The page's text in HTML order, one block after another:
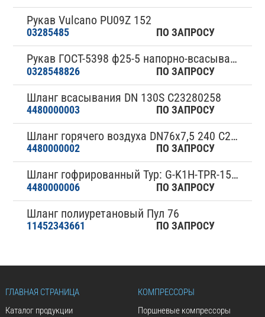
03285485
Рукав Vulcano PU09Z 152
ПО ЗАПРОСУ
0328548826
Рукав ГОСТ-5398 ф25-5 напорно-всасывающий
ПО ЗАПРОСУ
4480000003
Шланг всасывания DN 130S С23280258
ПО ЗАПРОСУ
4480000002
Шланг горячего воздуха DN76x7,5 240 C22481824
ПО ЗАПРОСУ
4480000006
Шланг гофрированный Typ: G-K1H-TPR-150/150x730
ПО ЗАПРОСУ
11452343661
Шланг полиуретановый Пул 76
ПО ЗАПРОСУ
ГЛАВНАЯ СТРАНИЦА
Каталог продукции
КОМПРЕССОРЫ
Поршневые компрессоры